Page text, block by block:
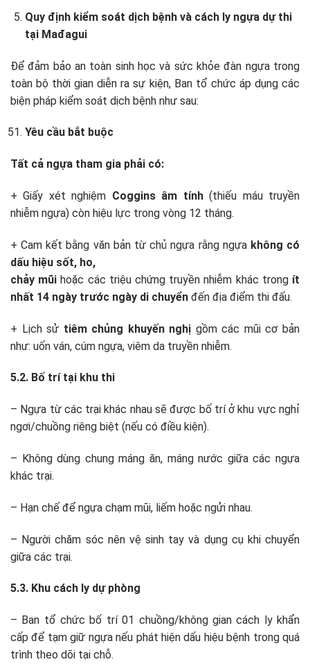
Quy định kiểm soát dịch bệnh và cách ly ngựa dự thi
tại Mađagui
Để đảm bảo an toàn sinh học và sức khỏe đàn ngựa trong
toàn bộ thời gian diễn ra sự kiện, Ban tổ chức áp dụng các
biện pháp kiểm soát dịch bệnh như sau:
Yêu cầu bắt buộc
Tất cả ngựa tham gia phải có:
+ Giấy xét nghiệm Coggins âm tính(thiếu máu truyền
nhiễm ngựa) còn hiệu lực trong vòng 12 tháng.
+ Cam kết bằng văn bản từ chủ ngựa rằng ngựa không có
dấu hiệu sốt, ho,
chảy mũihoặc các triệu chứng truyền nhiễm khác trong ít
nhất 14 ngày trước ngày di chuyển đến địa điểm thi đấu.
+ Lịch sử tiêm chủng khuyến nghị gồm các mũi cơ bản
như: uốn ván, cúm ngựa, viêm da truyền nhiễm.
5.2. Bố trí tại khu thi
– Ngựa từ các trại khác nhau sẽ được bố trí ở khu vực nghỉ
ngơi/chuồng riêng biệt (nếu có điều kiện).
– Không dùng chung máng ăn, máng nước giữa các ngựa
khác trại.
– Hạn chế để ngựa chạm mũi, liếm hoặc ngửi nhau.
– Người chăm sóc nên vệ sinh tay và dụng cụ khi chuyển
giữa các trại.
5.3. Khu cách ly dự phòng
– Ban tổ chức bố trí 01 chuồng/không gian cách ly khẩn
cấp để tạm giữ ngựa nếu phát hiện dấu hiệu bệnh trong quá
trình theo dõi tại chỗ.